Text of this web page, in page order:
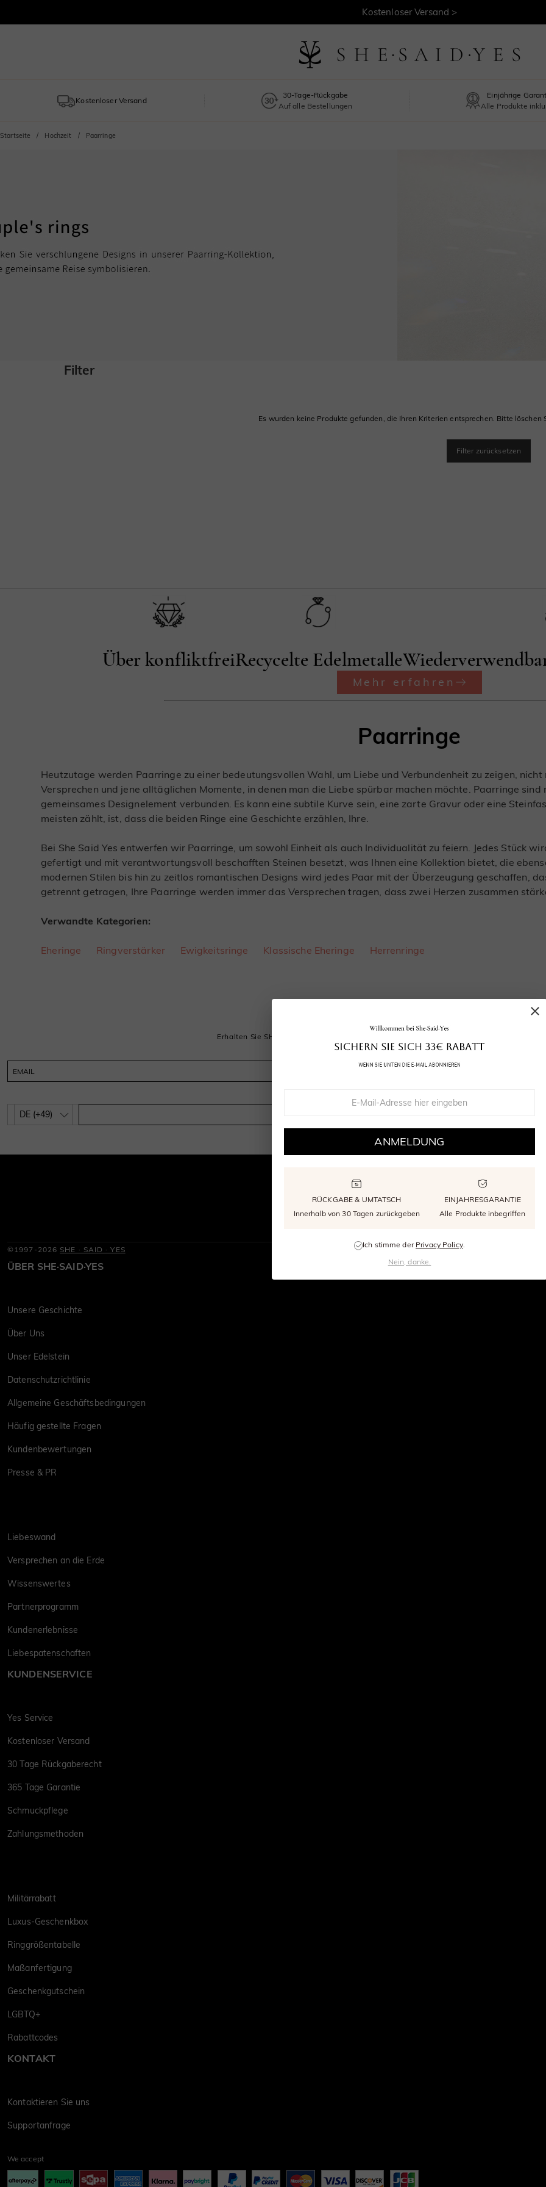
Kostenloser Versand >
Kostenloser Versand
30-Tage-Rückgabe
Auf alle Bestellungen
Einjährige
Alle Produkte
Startseite Hochzeit Paarringe
Filter
Es wurden keine Produkte gefunden, die Ihren Kriterien entsprechen. Bitte
Filter zurücksetzen
Über konfliktfreiRecycelte Edelmetalle
Mehr erfahren
Paarringe
Heutzutage werden Paarringe zu einer bedeutungsvollen Wahl, um Liebe und Verbundenheit zu zeigen,
Versprechen und jene alltäglichen Momente, in denen man die Liebe spürbar machen möchte. Paarringe sind
gemeinsames Designelement verbunden. Es kann eine subtile Kurve sein, eine zarte Gravur oder eine
meisten zählt, ist, dass die beiden Ringe eine Geschichte erzählen, Ihre.
Bei She Said Yes entwerfen wir Paarringe, um sowohl Einheit als auch Individualität zu feiern. Jedes Stück
gefertigt und mit verantwortungsvoll beschafften Steinen besetzt, was Ihnen eine Kollektion bietet, die
modernen Stilen bis hin zu zeitlos romantischen Designs wird jedes Paar mit der Überzeugung geschaffen,
getrennt getragen, Ihre Paarringe werden immer das Versprechen tragen, dass zwei Herzen zusammen
Verwandte Kategorien:
Eheringe Ringverstärker Ewigkeitsringe Klassische Eheringe Herrenringe
MELDEN SIE SICH PER E-MAIL ODER TELEFON AN
Erhalten Sie SHE·SAID·YES-Neuigkeiten und exklusive Angebote – 33 € Rabatt auf Ihre
©1997-2026 SHE · SAID · YES
ÜBER SHE·SAID·YES
Unsere Geschichte
Über Uns
Unser Edelstein
Datenschutzrichtlinie
Allgemeine Geschäftsbedingungen
Häufig gestellte Fragen
Kundenbewertungen
Presse & PR
Liebeswand
Versprechen an die Erde
Wissenswertes
Partnerprogramm
Kundenerlebnisse
Liebespatenschaften
KUNDENSERVICE
Yes Service
Kostenloser Versand
30 Tage Rückgaberecht
365 Tage Garantie
Schmuckpflege
Zahlungsmethoden
Militärrabatt
Luxus-Geschenkbox
Ringgrößentabelle
Maßanfertigung
Geschenkgutschein
LGBTQ+
Rabattcodes
KONTAKT
Kontaktieren Sie uns
Supportanfrage
We accept
ANMELDUNG
RÜCKGABE & UMTATSCH
Innerhalb von 30 Tagen zurückgeben
EINJAHRESGARANTIE
Alle Produkte inbegriffen
Ich stimme der Privacy Policy.
Nein, danke.